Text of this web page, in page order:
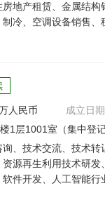
地产租赁、金属结
冷、空调设备销售
人民币
成立日
1层1001室（集中登
、技术交流、技术
源再生利用技术研
件开发、人工智能